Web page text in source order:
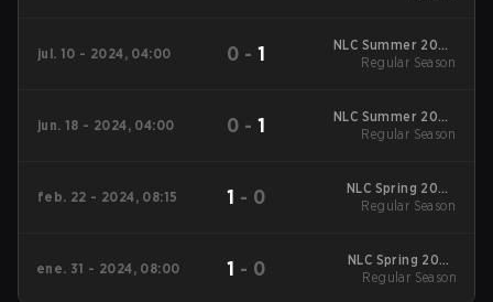
jul. 10 - 2024, 04:00 0 -1
NLC Summer 2024
Regular Season
Regular Season
jun. 18 - 2024, 04:00 0 -1
NLC Summer 2024
Regular Season
Regular Season
feb. 22 - 2024, 08:15 1 - 0
NLC Spring 2024
Regular Season
Regular Season
ene. 31 - 2024, 08:00 1 - 0
NLC Spring 2024
Regular Season
Regular Season